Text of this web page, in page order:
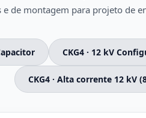
e de montagem para projeto de
CKG4 · 12 kV
CKG4 · Alta corrente 12 kV